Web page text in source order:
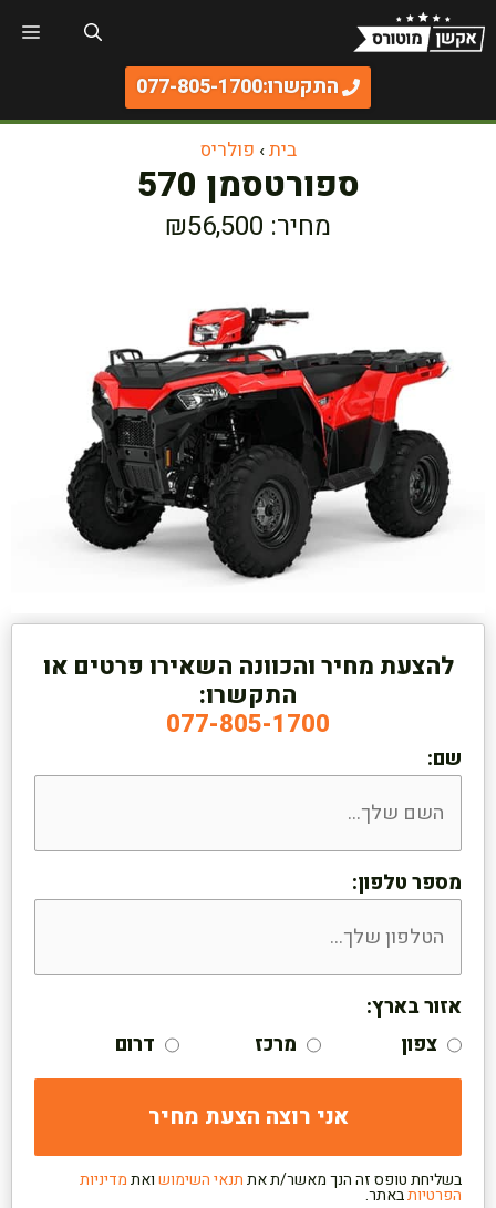
לתוכן
התקשרו:077-805-1700
בית› פולריס
ספורטסמן 570
מחיר: ₪56,500
להצעת מחיר והכוונה השאירו פרטים או
התקשרו:
077-805-1700
שם:
מספר טלפון:
אזור בארץ:
צפון
מרכז דרום
בשליחת טופס זה הנך מאשר/ת אתתנאי השימושואתמדיניות
הפרטיותבאתר.